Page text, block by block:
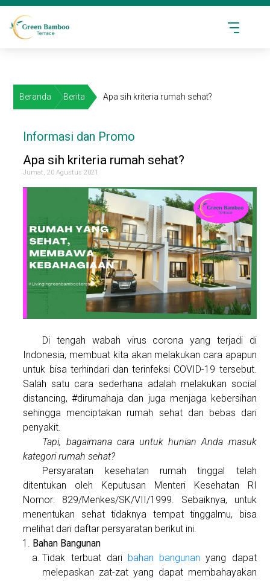
Beranda Berita Apa sih kriteria rumah sehat?
Informasi dan Promo
Apa sih kriteria rumah sehat?
Jumat, 20 Agustus 2021
Di tengah wabah virus corona yang terjadi di
Indonesia, membuat kita akan melakukan cara apapun
untuk bisa terhindari dan terinfeksi COVID-19 tersebut.
Salah satu cara sederhana adalah melakukan social
distancing, #dirumahaja dan juga menjaga kebersihan
sehingga menciptakan rumah sehat dan bebas dari
penyakit.
Tapi, bagaimana cara untuk hunian Anda masuk
kategori rumah sehat?
Persyaratan kesehatan rumah tinggal telah
ditentukan oleh Keputusan Menteri Kesehatan RI
Nomor: 829/Menkes/SK/VII/1999. Sebaiknya, untuk
menentukan sehat tidaknya tempat tinggalmu, bisa
melihat dari daftar persyaratan berikut ini.
Bahan Bangunan
Tidak terbuat dari bahan bangunan yang dapat
melepaskan zat-zat yang dapat membahayakan